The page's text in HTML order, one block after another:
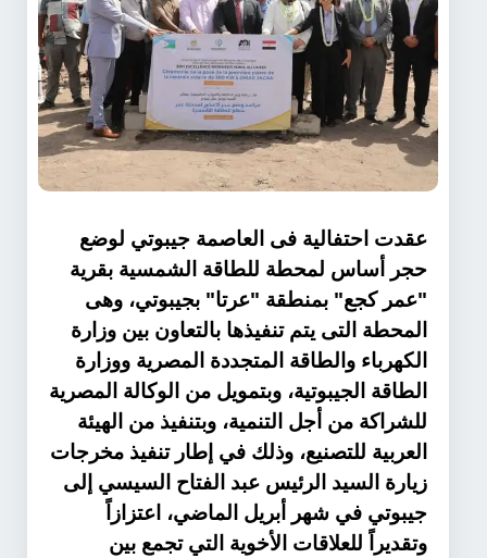
عقدت احتفالية فى العاصمة جيبوتي لوضع
حجر أساس لمحطة للطاقة الشمسية بقرية
"عمر كجع" بمنطقة "عرتا" بجيبوتي، وهى
المحطة التى يتم تنفيذها بالتعاون بين وزارة
الكهرباء والطاقة المتجددة المصرية ووزارة
الطاقة الجيبوتية، وبتمويل من الوكالة المصرية
للشراكة من أجل التنمية، وبتنفيذ من الهيئة
العربية للتصنيع، وذلك في إطار تنفيذ مخرجات
زيارة السيد الرئيس عبد الفتاح السيسي إلى
جيبوتي في شهر أبريل الماضي، اعتزازاً
وتقديراً للعلاقات الأخوية التي تجمع بين